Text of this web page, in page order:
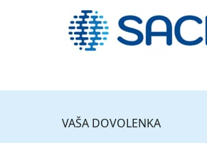
VAŠA DOVOLENKA